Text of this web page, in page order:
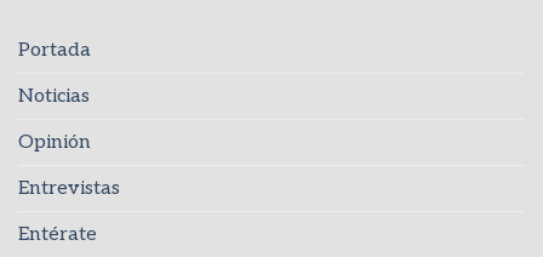
Portada
Noticias
Opinión
Entrevistas
Entérate